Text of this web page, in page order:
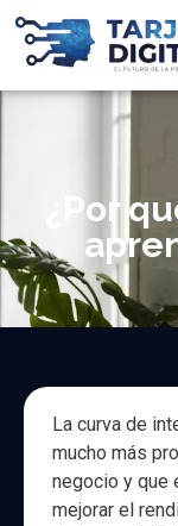
¿Por
La curva de
mucho más
negocio y que
mejorar el